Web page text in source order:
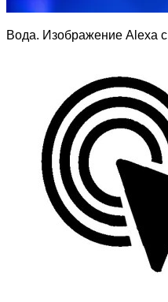
Вода. Изображение Alexa